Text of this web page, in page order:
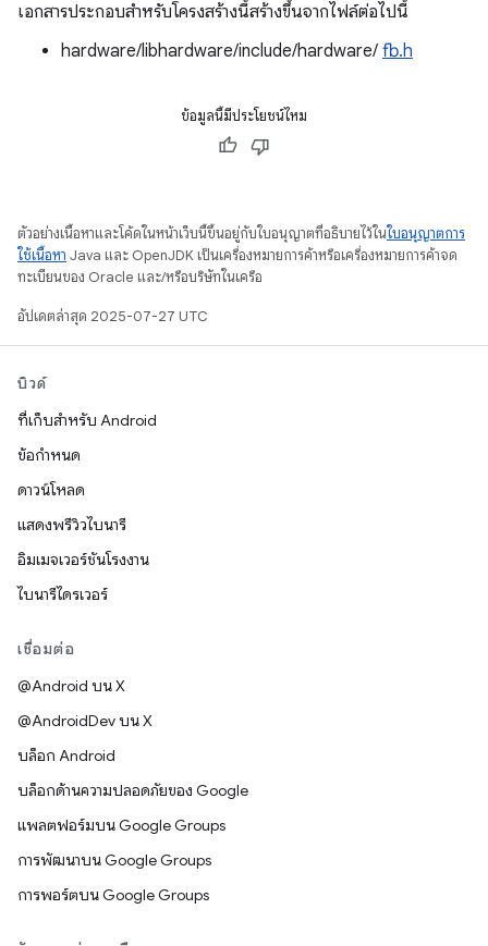
เอกสารประกอบสำหรับโครงสร้างนี้สร้างขึ้นจากไฟล์ต่อไปนี้
hardware/libhardware/include/hardware/ fb.h
ข้อมูลนี้มีประโยชน์ไหม
ตัวอย่างเนื้อหาและโค้ดในหน้าเว็บนี้ขึ้นอยู่กับใบอนุญาตที่อธิบายไว้ในใบอนุญาตการ
ใช้เนื้อหา Java และ OpenJDK เป็นเครื่องหมายการค้าหรือเครื่องหมายการค้าจด
ทะเบียนของ Oracle และ/หรือบริษัทในเครือ
อัปเดตล่าสุด 2025-07-27 UTC
บิวด์
ที่เก็บสำหรับ Android
ข้อกำหนด
ดาวน์โหลด
แสดงพรีวิวไบนารี
อิมเมจเวอร์ชันโรงงาน
ไบนารีไดรเวอร์
เชื่อมต่อ
@Android บน X
@AndroidDev บน X
บล็อก Android
บล็อกด้านความปลอดภัยของ Google
แพลตฟอร์มบน Google Groups
การพัฒนาบน Google Groups
การพอร์ตบน Google Groups